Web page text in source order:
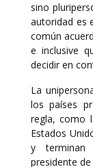
sino
autoridad es
común
e inclusive
decidir en
La
los países
regla, como
Estados
y terminan
presidente de